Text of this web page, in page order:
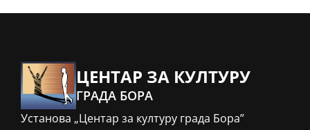
ЦЕНТАР ЗА КУЛТУРУ
ГРАДА БОРА
Установа „Центар за културу града Бора”